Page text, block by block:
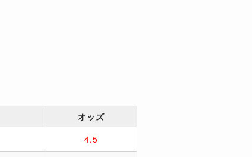
オッズ
4.5